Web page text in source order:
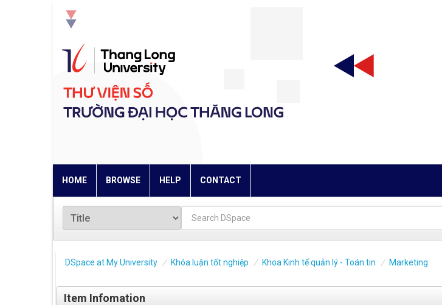
HOME BROWSE HELP CONTACT
DSpace at My University Khóa luận tốt nghiệp Khoa Kinh tế quản lý - Toán tin Marketing
Item Infomation